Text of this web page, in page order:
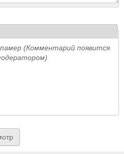
(Комментарий появится